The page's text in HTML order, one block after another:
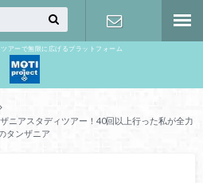
アーで無限に広げるプラットフォーム
ニアスタディツアー！40回以上行った私が全力
タンザニア